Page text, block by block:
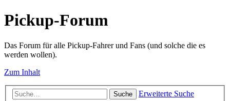
Pickup-Forum
Das Forum für alle Pickup-Fahrer und Fans (und solche die es
werden wollen).
Zum Inhalt
Suche Erweiterte Suche